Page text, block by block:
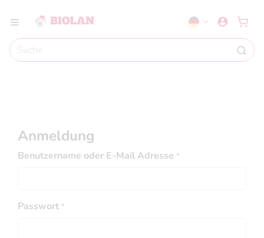
Anmeldung
Benutzername oder E-Mail Adresse *
Passwort *